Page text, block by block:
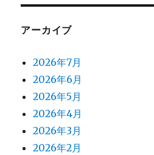
アーカイブ
2026年7月
2026年6月
2026年5月
2026年4月
2026年3月
2026年2月